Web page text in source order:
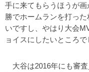
手に来てもらうほうが
勝でホームランを打っ
いですし、やはり大会
ョイスにしたいところで
大谷は2016年にも審